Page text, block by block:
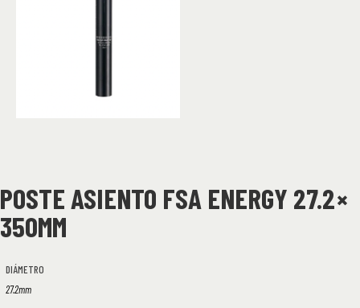
POSTE ASIENTO FSA ENERGY 27.2 ×
350MM
DIÁMETRO
27.2mm